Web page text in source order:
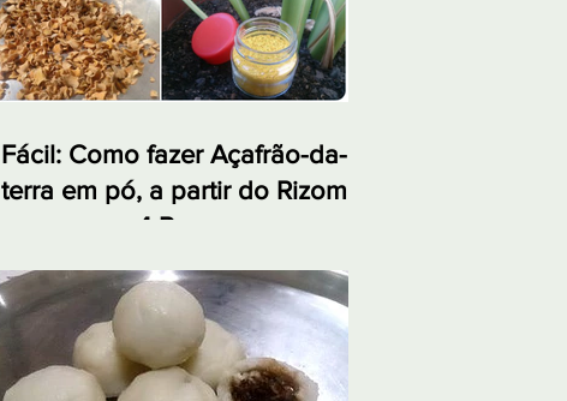
Fácil: Como fazer Açafrão-da-
terra em pó, a partir do Rizoma,
em apenas 4 Passos